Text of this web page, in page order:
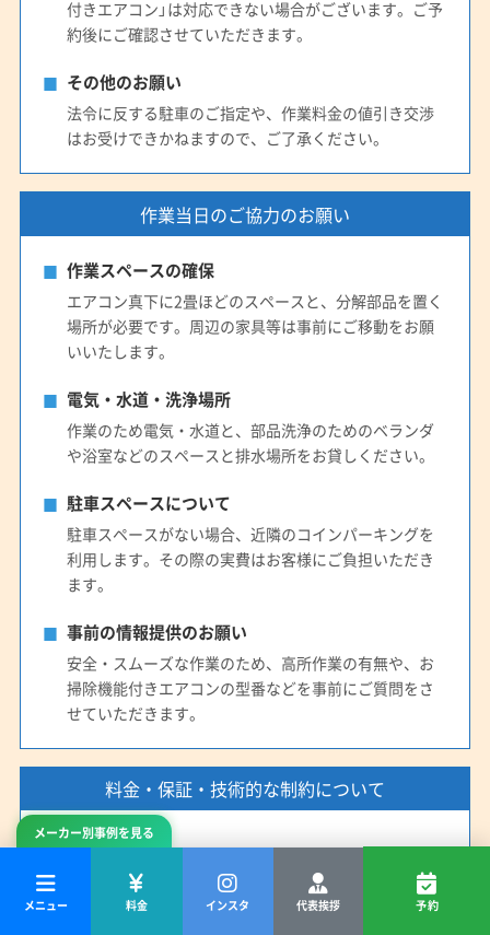
メーカー別事例を見る
メニュー 料金 インスタ 代表挨拶 予約
付きエアコン」は対応できない場合がございます。ご予
約後にご確認させていただきます。
その他のお願い
法令に反する駐車のご指定や、作業料金の値引き交渉
はお受けできかねますので、ご了承ください。
作業当日のご協力のお願い
作業スペースの確保
エアコン真下に2畳ほどのスペースと、分解部品を置く
場所が必要です。周辺の家具等は事前にご移動をお願
いいたします。
電気・水道・洗浄場所
作業のため電気・水道と、部品洗浄のためのベランダ
や浴室などのスペースと排水場所をお貸しください。
駐車スペースについて
駐車スペースがない場合、近隣のコインパーキングを
利用します。その際の実費はお客様にご負担いただき
ます。
事前の情報提供のお願い
安全・スムーズな作業のため、高所作業の有無や、お
掃除機能付きエアコンの型番などを事前にご質問をさ
せていただきます。
料金・保証・技術的な制約について
お支払い方法
お支払いは現金のみとなります。あらかじめご準備を
お願いいたします。